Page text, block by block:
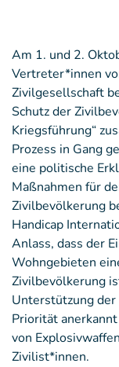
Am 1. und 2.
Vertreter*innen
Zivilgesellschaft
Schutz der
Kriegsführung“
Prozess in Gang
eine politische
Maßnahmen für
Zivilbevölkerung
Handicap
Anlass, dass der
Wohngebieten
Zivilbevölkerung
Unterstützung
Priorität
von
Zivilist*innen.